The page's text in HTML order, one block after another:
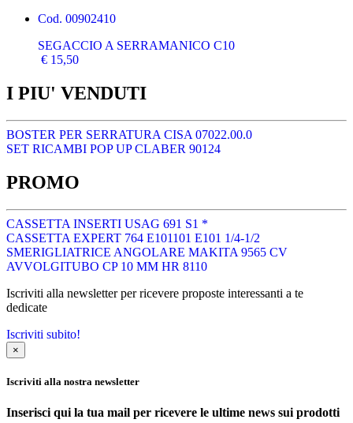
Cod. 00902410
SEGACCIO A SERRAMANICO C10
€ 15,50
I PIU' VENDUTI
BOSTER PER SERRATURA CISA 07022.00.0
SET RICAMBI POP UP CLABER 90124
PROMO
CASSETTA INSERTI USAG 691 S1 *
CASSETTA EXPERT 764 E101101 E101 1/4-1/2
SMERIGLIATRICE ANGOLARE MAKITA 9565 CV
AVVOLGITUBO CP 10 MM HR 8110
Iscriviti alla newsletter per ricevere proposte interessanti a te
dedicate
Iscriviti subito!
×
Iscriviti alla nostra newsletter
Inserisci qui la tua mail per ricevere le ultime news sui prodotti